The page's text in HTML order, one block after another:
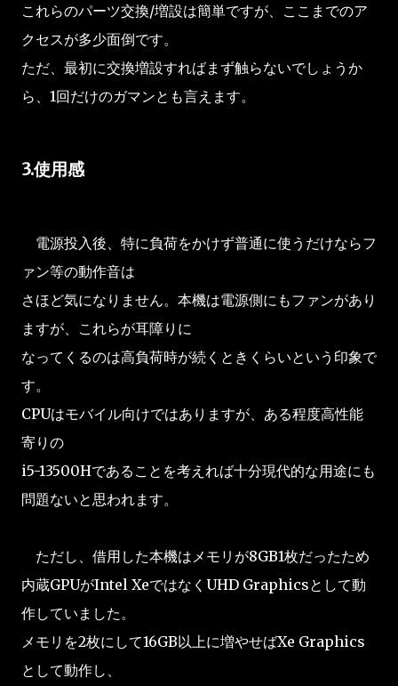
これらのパーツ交換/増設は簡単ですが、ここまでのア
クセスが多少面倒です。
ただ、最初に交換増設すればまず触らないでしょうか
ら、1回だけのガマンとも言えます。
3.使用感
電源投入後、特に負荷をかけず普通に使うだけならフ
ァン等の動作音は
さほど気になりません。本機は電源側にもファンがあり
ますが、これらが耳障りに
なってくるのは高負荷時が続くときくらいという印象で
す。
CPUはモバイル向けではありますが、ある程度高性能
寄りの
i5-13500Hであることを考えれば十分現代的な用途にも
問題ないと思われます。
ただし、借用した本機はメモリが8GB1枚だったため
内蔵GPUがIntel XeではなくUHD Graphicsとして動
作していました。
メモリを2枚にして16GB以上に増やせばXe Graphics
として動作し、